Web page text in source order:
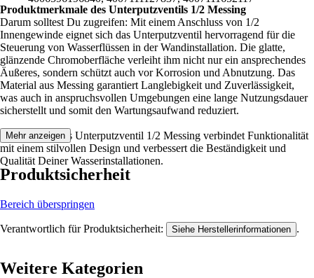
Produktmerkmale des Unterputzventils 1/2 Messing
Darum solltest Du zugreifen: Mit einem Anschluss von 1/2
Innengewinde eignet sich das Unterputzventil hervorragend für die
Steuerung von Wasserflüssen in der Wandinstallation. Die glatte,
glänzende Chromoberfläche verleiht ihm nicht nur ein ansprechendes
Äußeres, sondern schützt auch vor Korrosion und Abnutzung. Das
Material aus Messing garantiert Langlebigkeit und Zuverlässigkeit,
was auch in anspruchsvollen Umgebungen eine lange Nutzungsdauer
sicherstellt und somit den Wartungsaufwand reduziert.
Festgezurrt: Das Unterputzventil 1/2 Messing verbindet Funktionalität
mit einem stilvollen Design und verbessert die Beständigkeit und
Qualität Deiner Wasserinstallationen.
Mehr anzeigen
Produktsicherheit
Bereich überspringen
Verantwortlich für Produktsicherheit: Siehe Herstellerinformationen .
Weitere Kategorien